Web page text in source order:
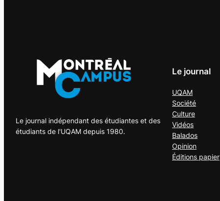
Le journal indépendant des étudiantes et des
étudiants de l'UQAM depuis 1980.
Le journal
UQAM
Société
Culture
Vidéos
Balados
Opinion
Éditions papier